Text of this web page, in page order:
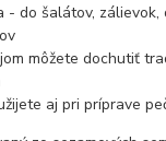
- do šalátov, zálievok,
môžete dochutiť
aj pri príprave